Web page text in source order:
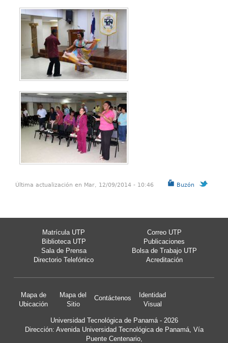
Buzón
Última actualización en Mar, 12/09/2014 - 10:46
Matrícula UTP
Correo UTP
Biblioteca UTP
Publicaciones
Sala de Prensa
Bolsa de Trabajo UTP
Directorio Telefónico
Acreditación
Mapa de
Ubicación
Mapa del
Sitio
Contáctenos
Identidad
Visual
Universidad Tecnológica de Panamá - 2026
Dirección: Avenida Universidad Tecnológica de Panamá, Vía
Puente Centenario,